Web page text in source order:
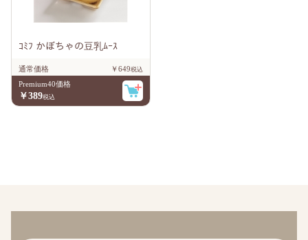
ｺﾐﾌ かぼちゃの豆乳ﾑｰｽ
通常価格
￥649
Premium40価格
￥389